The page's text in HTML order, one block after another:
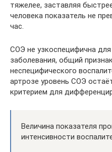
тяжелее, заставляя
человека показатель не
час.
СОЭ не узкоспецифична
заболевания, общий
неспецифического
артрозе уровень СОЭ
критерием для
Величина показателя
интенсивности